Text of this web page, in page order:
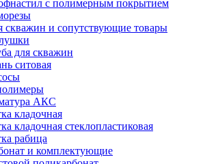
с полимерным покрытием
скважин и сопутствующие товары
для скважин
ситовая
АКС
кладочная
кладочная стеклопластиковая
рабица
и комплектующие